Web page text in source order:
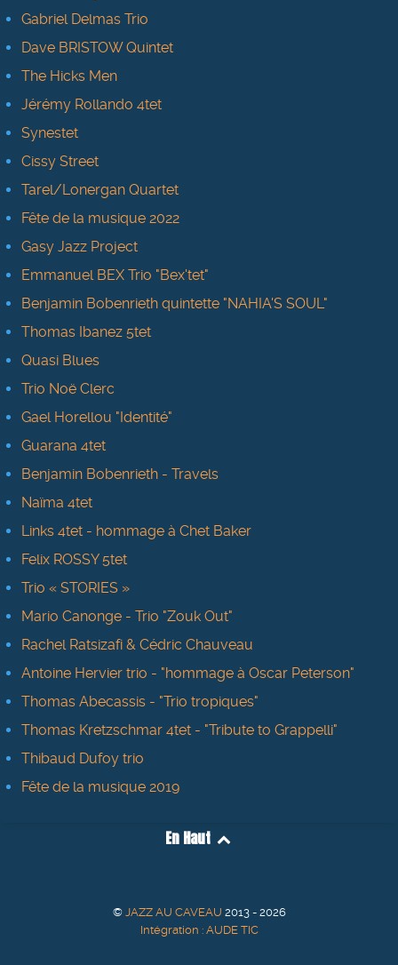
Gabriel Delmas Trio
Dave BRISTOW Quintet
The Hicks Men
Jérémy Rollando 4tet
Synestet
Cissy Street
Tarel/Lonergan Quartet
Fête de la musique 2022
Gasy Jazz Project
Emmanuel BEX Trio "Bex'tet"
Benjamin Bobenrieth quintette "NAHIA'S SOUL"
Thomas Ibanez 5tet
Quasi Blues
Trio Noë Clerc
Gael Horellou "Identité"
Guarana 4tet
Benjamin Bobenrieth - Travels
Naïma 4tet
Links 4tet - hommage à Chet Baker
Felix ROSSY 5tet
Trio « STORIES »
Mario Canonge - Trio "Zouk Out"
Rachel Ratsizafi & Cédric Chauveau
Antoine Hervier trio - "hommage à Oscar Peterson"
Thomas Abecassis - "Trio tropiques"
Thomas Kretzschmar 4tet - "Tribute to Grappelli"
Thibaud Dufoy trio
Fête de la musique 2019
En Haut
© JAZZ AU CAVEAU 2013 - 2026
Intégration : AUDE TIC